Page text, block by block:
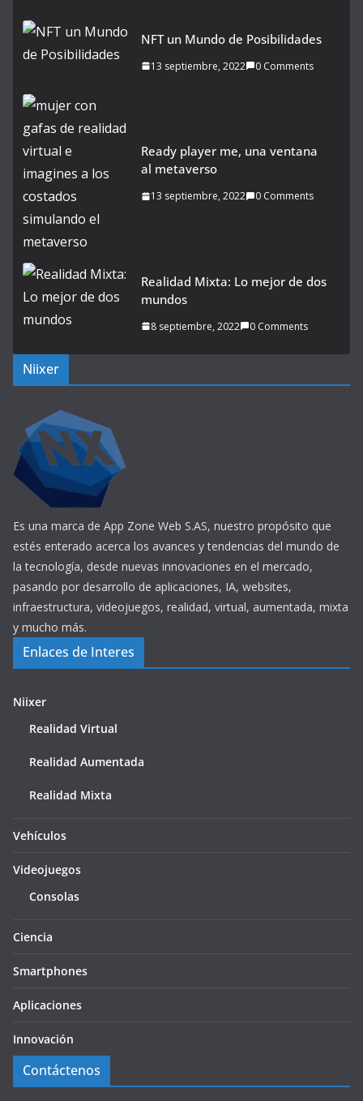
NFT un Mundo de Posibilidades
13 septiembre, 2022 0 Comments
Ready player me, una ventana
al metaverso
13 septiembre, 2022 0 Comments
Realidad Mixta: Lo mejor de dos
mundos
8 septiembre, 2022 0 Comments
Niixer
Es una marca de App Zone Web S.AS, nuestro propósito que
estés enterado acerca los avances y tendencias del mundo de
la tecnología, desde nuevas innovaciones en el mercado,
pasando por desarrollo de aplicaciones, IA, websites,
infraestructura, videojuegos, realidad, virtual, aumentada, mixta
y mucho más.
Enlaces de Interes
Niixer
Realidad Virtual
Realidad Aumentada
Realidad Mixta
Vehículos
Videojuegos
Consolas
Ciencia
Smartphones
Aplicaciones
Innovación
Contáctenos